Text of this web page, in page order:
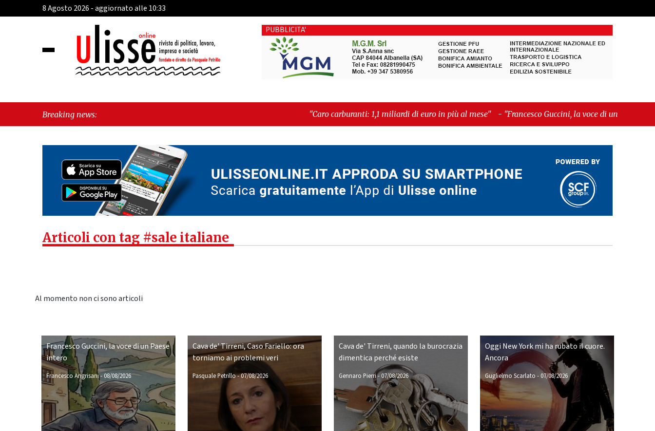
8 Agosto 2026 - aggiornato alle 10:33
PUBBLICITA'
Breaking news: "Caro carburanti: 1,1 miliardi di euro in più al mese" -"Francesco Guccini, la voce di un Paese intero"
Articoli con tag #sale italiane
Al momento non ci sono articoli
Francesco Guccini, la voce di un Paese
intero
Francesco Angrisani-08/08/2026
Cava de' Tirreni, Caso Fariello: ora
torniamo ai problemi veri
Pasquale Petrillo-07/08/2026
Cava de' Tirreni, quando la burocrazia
dimentica perché esiste
Gennaro Pierri- 07/08/2026
Oggi New York mi ha rubato il cuore.
Ancora
Guglielmo Scarlato -07/08/2026